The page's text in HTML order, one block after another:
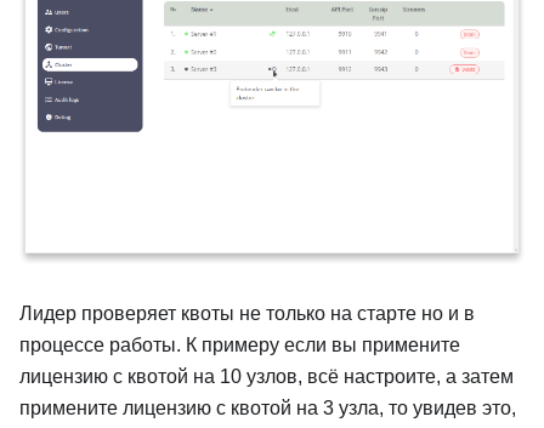
Лидер проверяет квоты не только на старте но и в
процессе работы. К примеру если вы примените
лицензию с квотой на 10 узлов, всё настроите, а затем
примените лицензию с квотой на 3 узла, то увидев это,